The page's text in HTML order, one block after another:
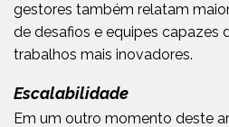
gestores também relatam
de desafios e equipes capazes
trabalhos mais inovadores.
Escalabilidade
Em um outro momento deste